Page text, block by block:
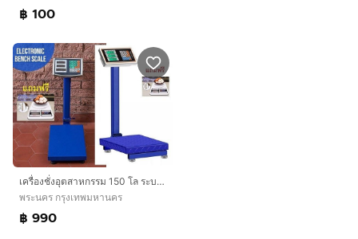
฿ 100
เครื่องชั่งอุตสาหกรรม 150 โล ระบบดิจิตอล ใหม่ มีแถม
พระนคร กรุงเทพมหานคร
฿ 990